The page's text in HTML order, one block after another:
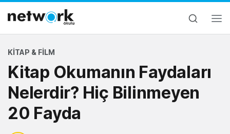
KITAP & FILM
Kitap Okumanın Faydaları
Nelerdir? Hiç Bilinmeyen
20 Fayda